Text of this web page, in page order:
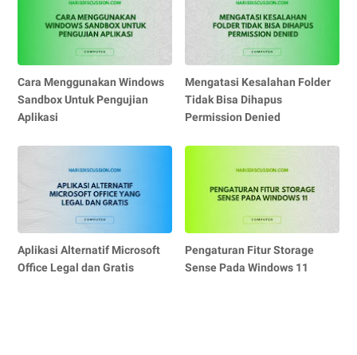
Cara Menggunakan Windows
Sandbox Untuk Pengujian
Aplikasi
Mengatasi Kesalahan Folder
Tidak Bisa Dihapus
Permission Denied
Aplikasi Alternatif Microsoft
Office Legal dan Gratis
Pengaturan Fitur Storage
Sense Pada Windows 11